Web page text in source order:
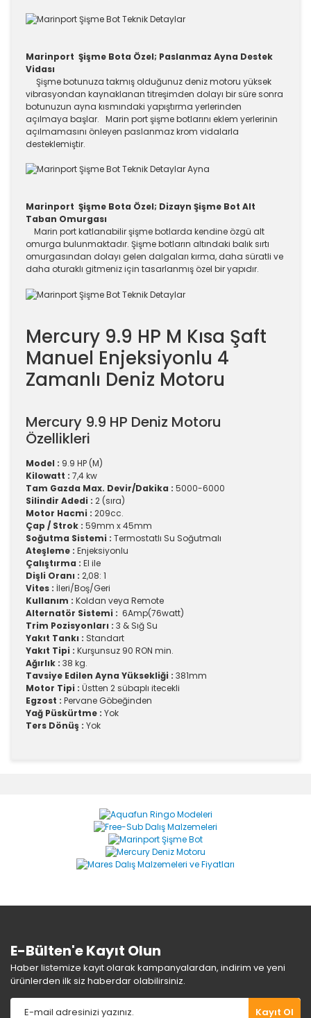
Marinport Şişme Bota Özel; Paslanmaz Ayna Destek
Vidası
Şişme botunuza takmış olduğunuz deniz motoru yüksek
vibrasyondan kaynaklanan titreşimden dolayı bir süre sonra
botunuzun ayna kısmındaki yapıştırma yerlerinden
açılmaya başlar. Marin port şişme botlarını eklem yerlerinin
açılmamasını önleyen paslanmaz krom vidalarla
desteklemiştir.
Marinport Şişme Bota Özel; Dizayn Şişme Bot Alt
Taban Omurgası
Marin port katlanabilir şişme botlarda kendine özgü alt
omurga bulunmaktadır. Şişme botların altındaki balık sırtı
omurgasından dolayı gelen dalgaları kırma, daha süratli ve
daha oturaklı gitmeniz için tasarlanmış özel bir yapıdır.
Mercury 9.9 HP M Kısa Şaft
Manuel Enjeksiyonlu 4
Zamanlı Deniz Motoru
Mercury 9.9 HP Deniz Motoru
Özellikleri
Model : 9.9 HP (M)
Kilowatt : 7,4 kw
Tam Gazda Max. Devir/Dakika : 5000-6000
Silindir Adedi : 2 (sıra)
Motor Hacmi : 209cc.
Çap / Strok : 59mm x 45mm
Soğutma Sistemi : Termostatlı Su Soğutmalı
Ateşleme : Enjeksiyonlu
Çalıştırma : El ile
Dişli Oranı : 2,08: 1
Vites : İleri/Boş/Geri
Kullanım : Koldan veya Remote
Alternatör Sistemi : 6Amp(76watt)
Trim Pozisyonları : 3 & Sığ Su
Yakıt Tankı : Standart
Yakıt Tipi : Kurşunsuz 90 RON min.
Ağırlık : 38 kg.
Tavsiye Edilen Ayna Yüksekliği : 381mm
Motor Tipi : Üstten 2 sübaplı itecekli
Egzost : Pervane Göbeğinden
Yağ Püskürtme : Yok
Ters Dönüş : Yok
Yorum Yaz
Ürün resmi kalitesiz, bozuk veya görüntülenemiyor.
Ürün açıklamasında eksik bilgiler bulunuyor.
Ürün bilgilerinde hatalar bulunuyor.
E-Bülten'e Kayıt Olun
Haber listemize kayıt olarak kampanyalardan, indirim ve yeni
ürünlerden ilk siz haberdar olabilirsiniz.
Kayıt Ol